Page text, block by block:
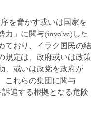
を脅かす或いは国家を
力」に関与(involve)した
ており、イラク国民の結
規定は、政府或いは政策
、或いは政党を政府が
これらの集団に関与
追する根拠となる危険